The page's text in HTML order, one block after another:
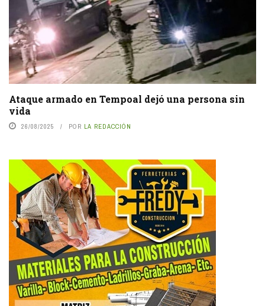
Ataque armado en Tempoal dejó una persona sin
vida
26/08/2025 POR LA REDACCIÓN